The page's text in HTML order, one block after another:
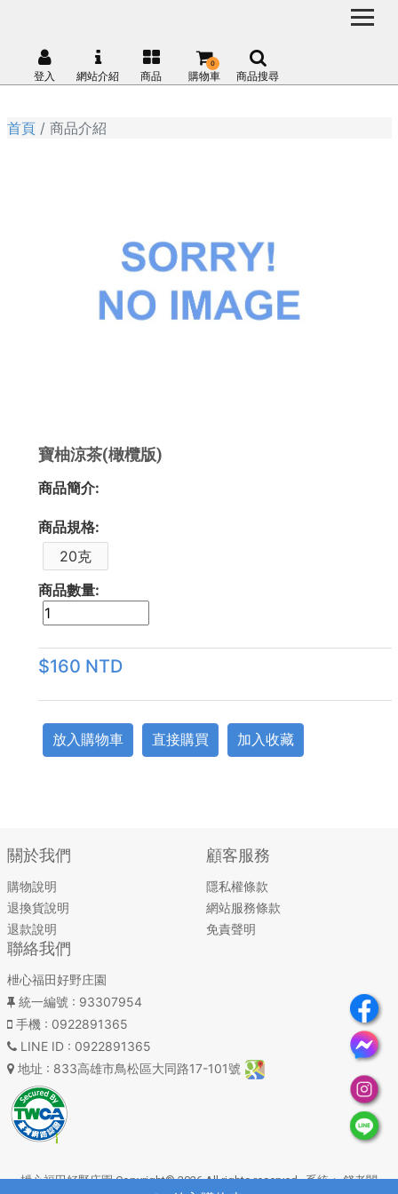
登入 網站介紹 商品 購物車
0
商品搜尋
首頁 商品介紹
寶柚涼茶(橄欖版)
商品簡介:
商品規格:
20克
商品數量:
$160 NTD
放入購物車 直接購買 加入收藏
關於我們
購物說明
退換貨說明
退款說明
顧客服務
隱私權條款
網站服務條款
免責聲明
聯絡我們
枻心福田好野庄園
統一編號 : 93307954
手機 : 0922891365
LINE ID : 0922891365
地址 : 833高雄市鳥松區大同路17-101號
枻心福田好野庄園 Copyright© 2026 All rights reserved. 系統：錢老闆